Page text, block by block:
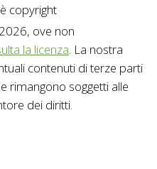
copyright
ove non
la licenza. La nostra
contenuti di terze parti
rimangono soggetti alle
dei diritti.